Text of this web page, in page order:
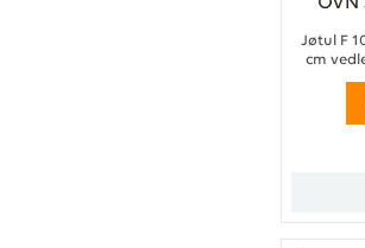
Jøtul F
cm